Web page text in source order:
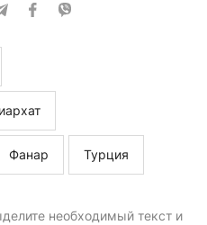
Фанар Турция
необходимый текст и